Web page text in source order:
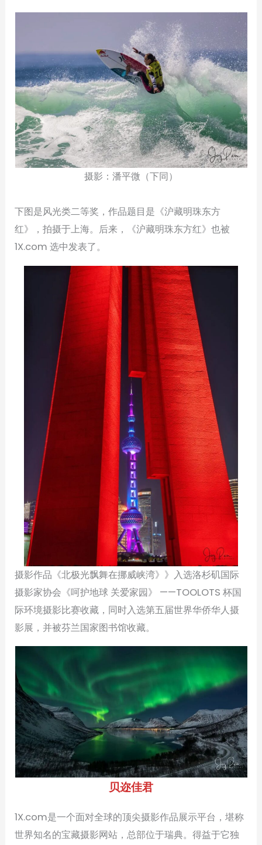
摄影：潘平微（下同）
下图是风光类二等奖，作品题目是《沪藏明珠东方
红》，拍摄于上海。后来，《沪藏明珠东方红》也被
1X.com 选中发表了。
摄影作品《北极光飘舞在挪威峡湾》》入选洛杉矶国际
摄影家协会《呵护地球 关爱家园》 ——TOOLOTS 杯国
际环境摄影比赛收藏，同时入选第五届世界华侨华人摄
影展，并被芬兰国家图书馆收藏。
贝迩佳君
1X.com是一个面对全球的顶尖摄影作品展示平台，堪称
世界知名的宝藏摄影网站，总部位于瑞典。得益于它独